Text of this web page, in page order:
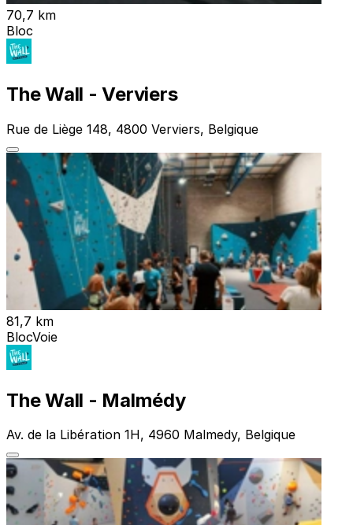
70,7 km
Bloc
The Wall - Verviers
Rue de Liège 148, 4800 Verviers, Belgique
81,7 km
BlocVoie
The Wall - Malmédy
Av. de la Libération 1H, 4960 Malmedy, Belgique